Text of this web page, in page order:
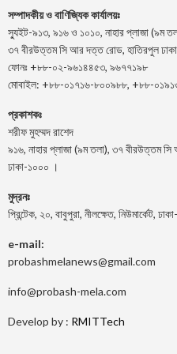
সম্পাদকীয় ও বাণিজ্যিক কার্যালয়ঃ
স্যুইট-৯১৩, ৯১৬ ও ১০১০, নাহার প্লাজা (৯ম
৩৭ বীরউত্তম সি আর দত্ত রোড, হাতিরপুল
ফোনঃ +৮৮-০২-৯৬১৪৪৫৩, ৯৬৭৭১৯৮
মোবাইল: +৮৮-০১৭১৬-৮০০৯৮৮, +৮৮-
প্রকাশকঃ
শরীফ মুহম্মদ রাশেদ
৯১৬, নাহার প্লাজা (৯ম তলা), ৩৭ বীরউত্তম
ঢাকা-১০০০ ।
মুদ্রনঃ
প্রিন্টেক, ২০, বাবুপুরা, নীলক্ষেত, নিউমার্কেট,
e-mail:
probashmelanews@gmail.com
info@probash-mela.com
Develop by : RMITTech